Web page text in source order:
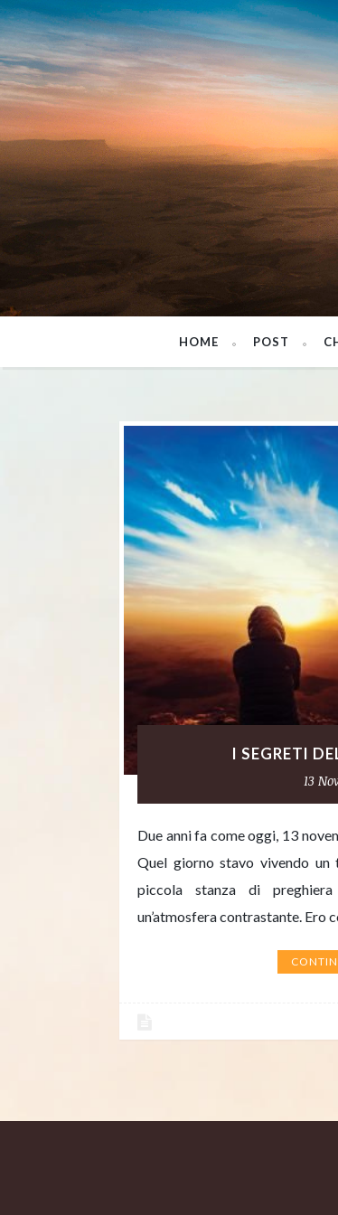
HOME POST
I SEGRETI
13
Due anni fa come oggi, 13
Quel giorno stavo vivendo
piccola stanza di
un’atmosfera contrastante. Ero